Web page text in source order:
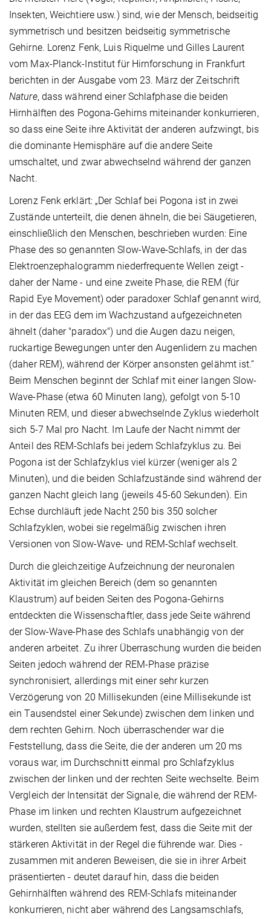
Insekten, Weichtiere usw.) sind, wie der Mensch, beidseitig
symmetrisch und besitzen beidseitig symmetrische
Gehirne. Lorenz Fenk, Luis Riquelme und Gilles Laurent
vom Max-Planck-Institut für Hirnforschung in Frankfurt
berichten in der Ausgabe vom 23. März der Zeitschrift
Nature, dass während einer Schlafphase die beiden
Hirnhälften des Pogona-Gehirns miteinander konkurrieren,
so dass eine Seite ihre Aktivität der anderen aufzwingt, bis
die dominante Hemisphäre auf die andere Seite
umschaltet, und zwar abwechselnd während der ganzen
Nacht.
Lorenz Fenk erklärt: „Der Schlaf bei Pogona ist in zwei
Zustände unterteilt, die denen ähneln, die bei Säugetieren,
einschließlich den Menschen, beschrieben wurden: Eine
Phase des so genannten Slow-Wave-Schlafs, in der das
Elektroenzephalogramm niederfrequente Wellen zeigt -
daher der Name - und eine zweite Phase, die REM (für
Rapid Eye Movement) oder paradoxer Schlaf genannt wird,
in der das EEG dem im Wachzustand aufgezeichneten
ähnelt (daher "paradox") und die Augen dazu neigen,
ruckartige Bewegungen unter den Augenlidern zu machen
(daher REM), während der Körper ansonsten gelähmt ist.“
Beim Menschen beginnt der Schlaf mit einer langen Slow-
Wave-Phase (etwa 60 Minuten lang), gefolgt von 5-10
Minuten REM, und dieser abwechselnde Zyklus wiederholt
sich 5-7 Mal pro Nacht. Im Laufe der Nacht nimmt der
Anteil des REM-Schlafs bei jedem Schlafzyklus zu. Bei
Pogona ist der Schlafzyklus viel kürzer (weniger als 2
Minuten), und die beiden Schlafzustände sind während der
ganzen Nacht gleich lang (jeweils 45-60 Sekunden). Ein
Echse durchläuft jede Nacht 250 bis 350 solcher
Schlafzyklen, wobei sie regelmäßig zwischen ihren
Versionen von Slow-Wave- und REM-Schlaf wechselt.
Durch die gleichzeitige Aufzeichnung der neuronalen
Aktivität im gleichen Bereich (dem so genannten
Klaustrum) auf beiden Seiten des Pogona-Gehirns
entdeckten die Wissenschaftler, dass jede Seite während
der Slow-Wave-Phase des Schlafs unabhängig von der
anderen arbeitet. Zu ihrer Überraschung wurden die beiden
Seiten jedoch während der REM-Phase präzise
synchronisiert, allerdings mit einer sehr kurzen
Verzögerung von 20 Millisekunden (eine Millisekunde ist
ein Tausendstel einer Sekunde) zwischen dem linken und
dem rechten Gehirn. Noch überraschender war die
Feststellung, dass die Seite, die der anderen um 20 ms
voraus war, im Durchschnitt einmal pro Schlafzyklus
zwischen der linken und der rechten Seite wechselte. Beim
Vergleich der Intensität der Signale, die während der REM-
Phase im linken und rechten Klaustrum aufgezeichnet
wurden, stellten sie außerdem fest, dass die Seite mit der
stärkeren Aktivität in der Regel die führende war. Dies -
zusammen mit anderen Beweisen, die sie in ihrer Arbeit
präsentierten - deutet darauf hin, dass die beiden
Gehirnhälften während des REM-Schlafs miteinander
konkurrieren, nicht aber während des Langsamschlafs,